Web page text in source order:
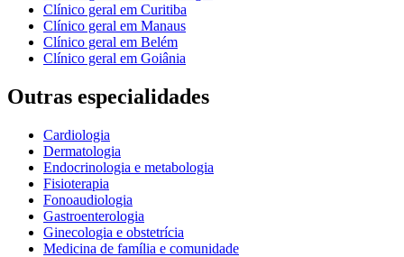
Clínico geral em Curitiba
Clínico geral em Manaus
Clínico geral em Belém
Clínico geral em Goiânia
Outras especialidades
Cardiologia
Dermatologia
Endocrinologia e metabologia
Fisioterapia
Fonoaudiologia
Gastroenterologia
Ginecologia e obstetrícia
Medicina de família e comunidade